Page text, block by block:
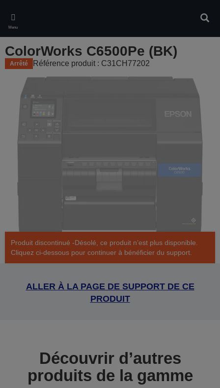
main
content
Menu
ColorWorks C6500Pe (BK)
Arrêté Référence produit : C31CH77202
Produit discontinué -Désolé, ce produit n’est plus disponible.
Cliquez ci-dessous pour continuer à bénéficier du support.
ALLER À LA PAGE DE SUPPORT DE CE
PRODUIT
Découvrir d’autres
produits de la gamme